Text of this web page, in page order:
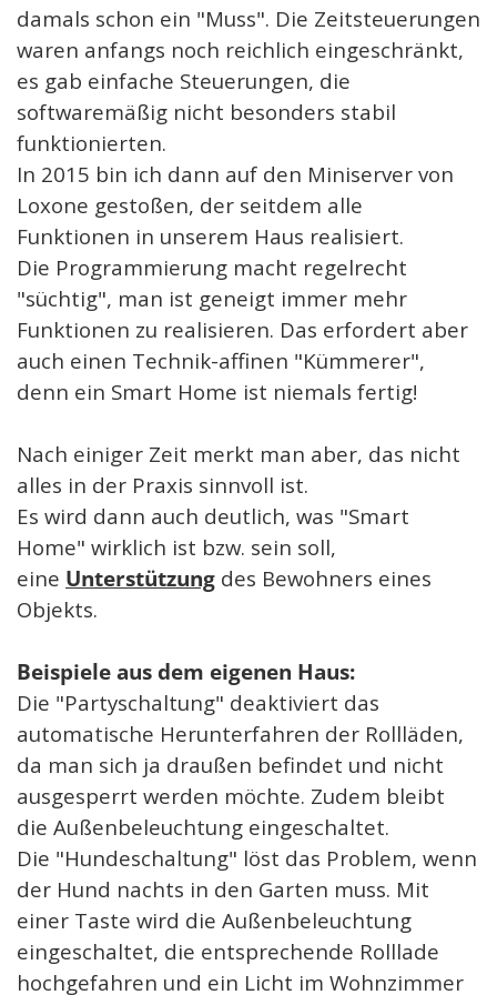
damals schon ein "Muss". Die Zeitsteuerungen
waren anfangs noch reichlich eingeschränkt,
es gab einfache Steuerungen, die
softwaremäßig nicht besonders stabil
funktionierten.
In 2015 bin ich dann auf den Miniserver von
Loxone gestoßen, der seitdem alle
Funktionen in unserem Haus realisiert.
Die Programmierung macht regelrecht
"süchtig", man ist geneigt immer mehr
Funktionen zu realisieren. Das erfordert aber
auch einen Technik-affinen "Kümmerer",
denn ein Smart Home ist niemals fertig!
Nach einiger Zeit merkt man aber, das nicht
alles in der Praxis sinnvoll ist.
Es wird dann auch deutlich, was "Smart
Home" wirklich ist bzw. sein soll,
eine Unterstützung des Bewohners eines
Objekts.
Beispiele aus dem eigenen Haus:
Die "Partyschaltung" deaktiviert das
automatische Herunterfahren der Rollläden,
da man sich ja draußen befindet und nicht
ausgesperrt werden möchte. Zudem bleibt
die Außenbeleuchtung eingeschaltet.
Die "Hundeschaltung" löst das Problem, wenn
der Hund nachts in den Garten muss. Mit
einer Taste wird die Außenbeleuchtung
eingeschaltet, die entsprechende Rolllade
hochgefahren und ein Licht im Wohnzimmer